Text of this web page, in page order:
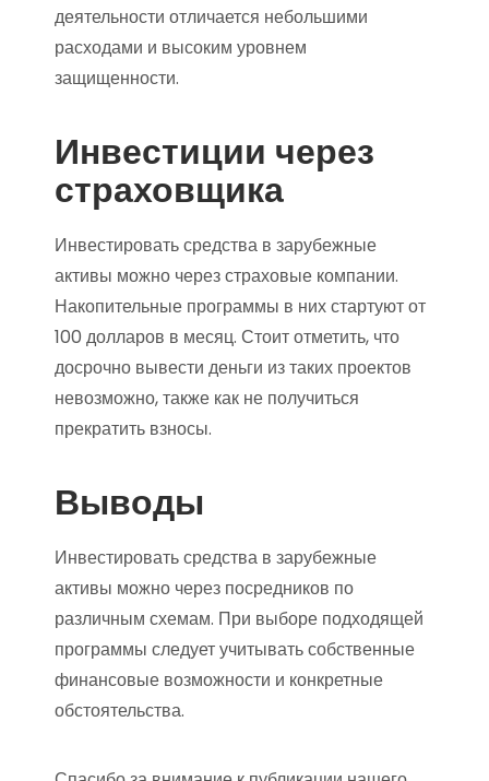
деятельности отличается небольшими
расходами и высоким уровнем
защищенности.
Инвестиции через
страховщика
Инвестировать средства в зарубежные
активы можно через страховые компании.
Накопительные программы в них стартуют от
100 долларов в месяц. Стоит отметить, что
досрочно вывести деньги из таких проектов
невозможно, также как не получиться
прекратить взносы.
Выводы
Инвестировать средства в зарубежные
активы можно через посредников по
различным схемам. При выборе подходящей
программы следует учитывать собственные
финансовые возможности и конкретные
обстоятельства.